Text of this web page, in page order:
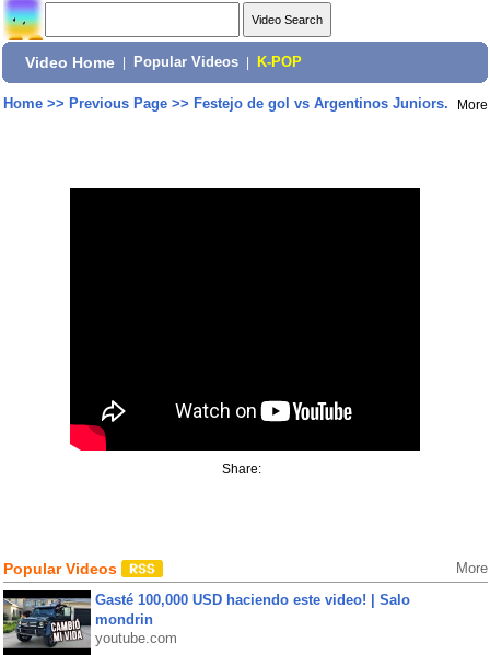
Video Home Popular Videos K-POP
Home>> Previous Page>> Festejo de gol vs Argentinos Juniors. More
Share:
Popular Videos More
Gasté 100,000 USD haciendo este video! | Salo
mondrin
youtube.com